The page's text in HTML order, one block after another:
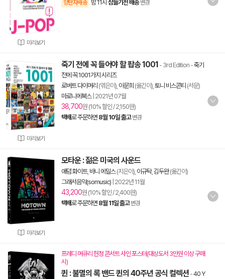
미리보기
양탄자배송 밤 11시 잠들기전 배송 변경
미리보기
죽기 전에 꼭 들어야 할 팝송 1001 - 3rd Edition -죽기
전에 꼭 1001가지 시리즈
로버트 다이머리 (엮은이), 이문희 (옮긴이), 토니 비스콘티 (서문)
마로니에북스| 2021년 07월
38,700원 (10% 할인 / 2,150원)
택배로 주문하면 8월 10일 출고 변경
미리보기
모타운 : 젊은 미국의 사운드
애덤 화이트, 바니 에일스(지은이), 이규탁, 김두완(옮긴이)
그래서음악(somusic) 2022년 11월
43,200원 (10% 할인 / 2,400원)
택배로 주문하면 8월 11일 출고 변경
프레디 머큐리 헌정 콘서트 사인 포스터(대상도서 3만원 이상 구매
시)
퀸 : 불멸의 록 밴드 퀸의 40주년 공식 컬렉션 -40 Y